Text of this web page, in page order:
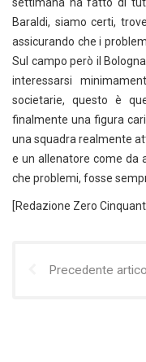
Baraldi, siamo certi,
assicurando che i
Sul campo però il
interessarsi
societarie, questo è
finalmente una figura
una squadra realmente
e un allenatore come da
che problemi, fosse
[Redazione Zero
Precedente